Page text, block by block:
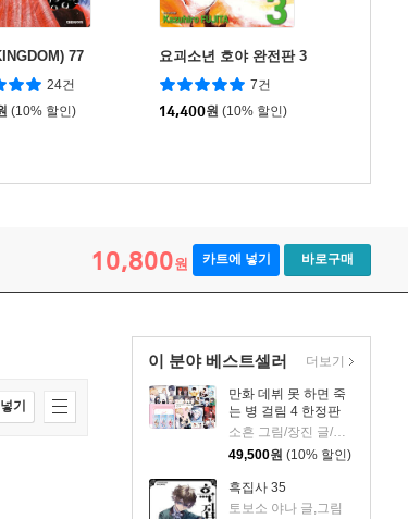
77
24건
(10% 할인)
요괴소년 호야 완전판 3
7건
14,400원 (10% 할인)
10,800원 카트에 넣기 바로구매
이 분야 베스트셀러
만화 데뷔 못 하면 죽
는 병 걸림 4 한정판
소흔 그림/장진 글/백덕수 원저
49,500원 (10% 할인)
흑집사 35
토보소 야나 글,그림
더보기
기